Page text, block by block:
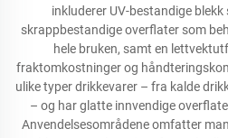
inkluderer UV-bestandige
skrappbestandige overflater som
hele bruken, samt en
fraktomkostninger og
ulike typer drikkevarer – fra kalde
– og har glatte innvendige
Anvendelsesområdene omfatter